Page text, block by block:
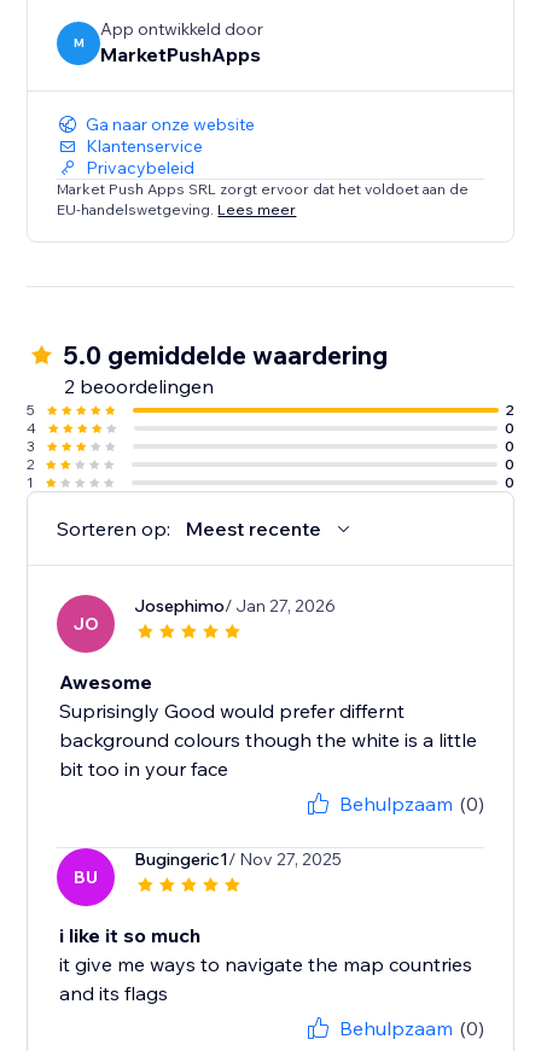
M
App ontwikkeld door
MarketPushApps
Ga naar onze website
Klantenservice
Privacybeleid
Market Push Apps SRL zorgt ervoor dat het voldoet aan de
EU-handelswetgeving. Lees meer
5.0 gemiddelde waardering
2 beoordelingen
5
2
4
0
3
0
2
0
1
0
Sorteren op: Meest recente
JO
Josephimo/ Jan 27, 2026
Awesome
Suprisingly Good would prefer differnt
background colours though the white is a little
bit too in your face
Behulpzaam (0)
BU
Bugingeric1/ Nov 27, 2025
i like it so much
it give me ways to navigate the map countries
and its flags
Behulpzaam (0)